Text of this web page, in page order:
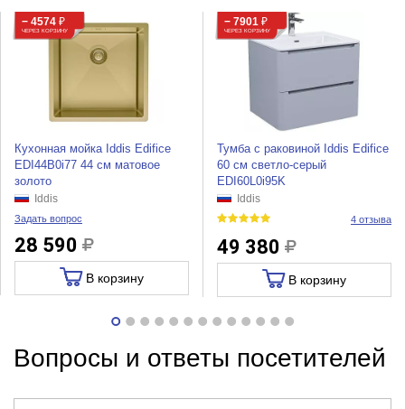
− 4574 ₽
ЧЕРЕЗ КОРЗИНУ
Кухонная мойка Iddis Edifice
EDI44B0i77 44 см матовое
золото
Iddis
Задать вопрос
28 590
В корзину
− 7901 ₽
ЧЕРЕЗ КОРЗИНУ
Тумба с раковиной Iddis Edifice
60 см светло-серый
EDI60L0i95K
Iddis
4 отзыва
49 380
В корзину
Вопросы и ответы посетителей